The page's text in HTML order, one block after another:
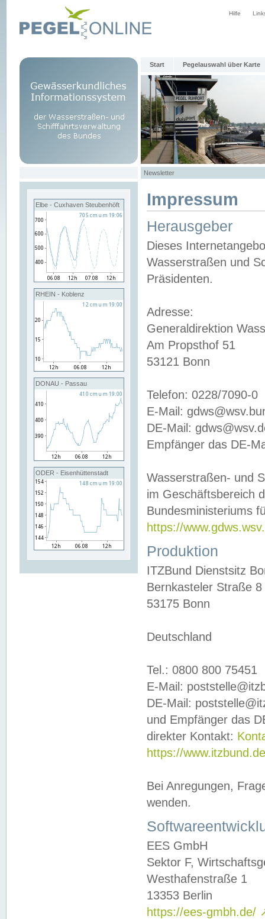
Hilfe
Start Pegelauswahl über Karte
Newsletter
Elbe - Cuxhaven Steubenhöft
RHEIN - Koblenz
DONAU - Passau
ODER - Eisenhüttenstadt
Impressum
Herausgeber
Dieses
Wasserstraßen und
Präsidenten.
Adresse:
Generaldirektion
Am Propsthof 51
53121 Bonn
Telefon: 0228/7090-0
E-Mail:
DE-Mail:
Empfänger das DE-
Wasserstraßen- und
im Geschäftsbereich
Bundesministeriums
https://
Produktion
ITZBund Dienstsitz
Bernkasteler Straße 8
53175 Bonn
Deutschland
Tel.: 0800 800 75451
E-Mail:
DE-Mail:
und Empfänger das
direkter Kontakt:
https://
Bei Anregungen,
wenden.
EES GmbH
Sektor F,
Westhafenstraße 1
13353 Berlin
https://ees-gmbh.de/